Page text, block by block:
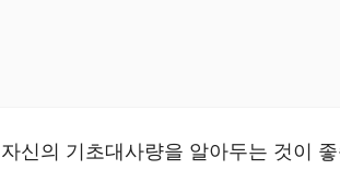
신의 기초대사량을 알아두는 것이